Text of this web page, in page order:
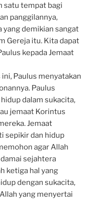
satu tempat bagi
panggilannya,
yang demikian sangat
Gereja itu. Kita dapat
kepada Jemaat
Paulus menyatakan
Paulus
dalam sukacita,
jemaat Korintus
Jemaat
sepikir dan hidup
agar Allah
sejahtera
ketiga hal yang
dengan sukacita,
yang menyertai